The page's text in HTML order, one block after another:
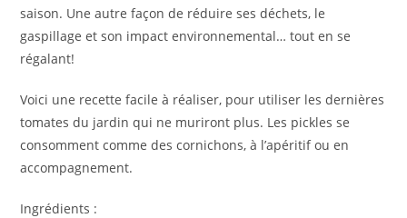
saison. Une autre façon de réduire ses déchets, le
gaspillage et son impact environnemental… tout en se
régalant!
Voici une recette facile à réaliser, pour utiliser les dernières
tomates du jardin qui ne muriront plus. Les pickles se
consomment comme des cornichons, à l’apéritif ou en
accompagnement.
Ingrédients :